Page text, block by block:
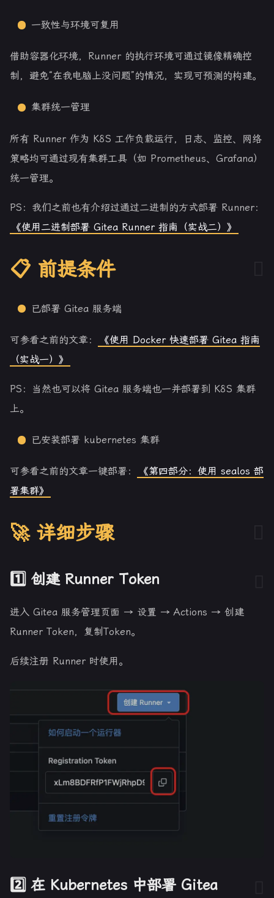
一致性与环境可复用
借助容器化环境，Runner 的执行环境可通过镜像精确控
制，避免“在我电脑上没问题”的情况，实现可预测的构建。
集群统一管理
所有 Runner 作为 K8S 工作负载运行，日志、监控、网络
策略均可通过现有集群工具（如 Prometheus、Grafana）
统一管理。
PS：我们之前也有介绍过通过二进制的方式部署 Runner：
《使用二进制部署 Gitea Runner 指南（实战二）》
📋 前提条件
已部署 Gitea 服务端
可参看之前的文章：
《使用 Docker 快速部署 Gitea 指南
（实战一）》
PS：当然也可以将 Gitea 服务端也一并部署到 K8S 集群
上。
已安装部署 kubernetes 集群
可参看之前的文章一键部署：
《第四部分：使用 sealos 部
署集群》
🚀 详细步骤
1️⃣ 创建 Runner Token
进入 Gitea 服务管理页面 → 设置 → Actions → 创建
Runner Token，复制Token。
后续注册 Runner 时使用。
2️⃣ 在 Kubernetes 中部署 Gitea